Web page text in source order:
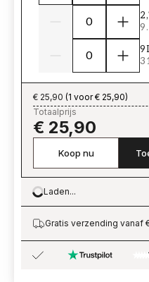
€ 25,90 (1 voor € 25,90)
Totaalprijs
€ 25,90
Koop nu
Loading…
Laden...
Gratis verzending vanaf